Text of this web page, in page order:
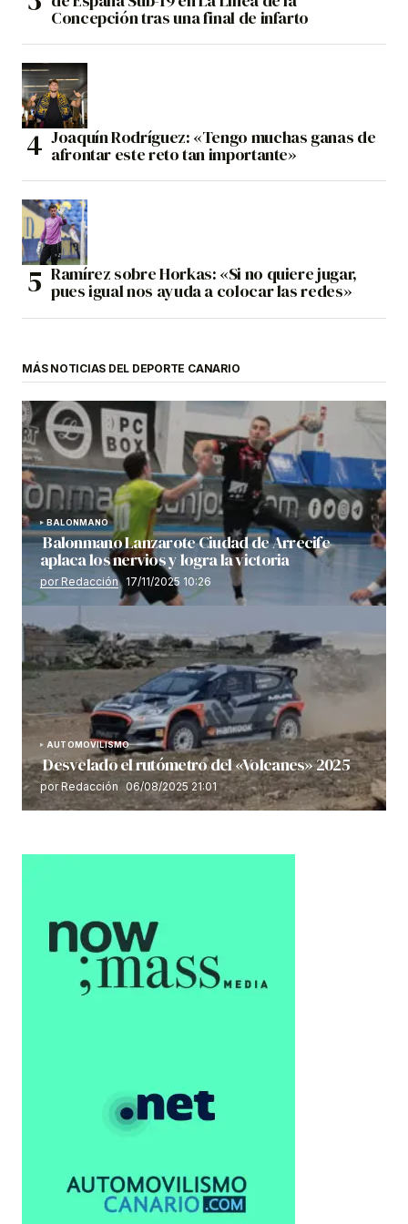
Concepción tras una final de infarto
Joaquín Rodríguez: «Tengo muchas ganas de
afrontar este reto tan importante»
Ramírez sobre Horkas: «Si no quiere jugar,
pues igual nos ayuda a colocar las redes»
MÁS NOTICIAS DEL DEPORTE CANARIO
BALONMANO
Balonmano Lanzarote Ciudad de Arrecife
aplaca los nervios y logra la victoria
por Redacción 17/11/2025 10:26
AUTOMOVILISMO
Desvelado el rutómetro del «Volcanes» 2025
por Redacción 06/08/2025 21:01